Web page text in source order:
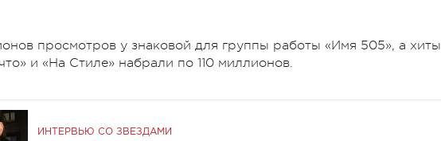
просмотров у знаковой для группы работы «Имя 505», а хиты
и «На Стиле» набрали по 110 миллионов.
ИНТЕРВЬЮ СО ЗВЕЗДАМИ